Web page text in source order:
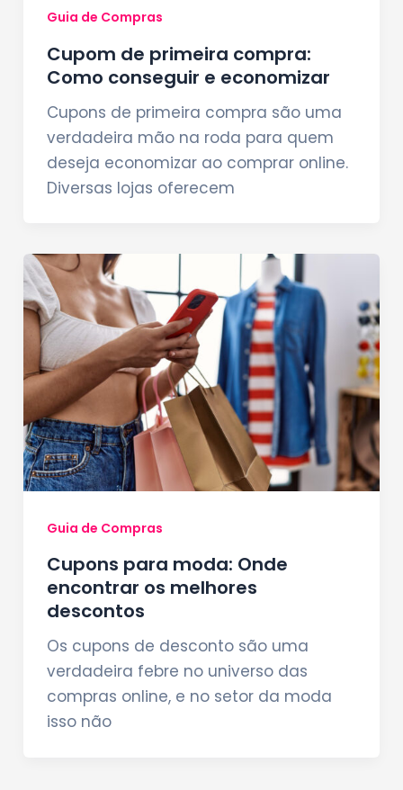
Guia de Compras
Cupom de primeira compra:
Como conseguir e economizar
Cupons de primeira compra são uma
verdadeira mão na roda para quem
deseja economizar ao comprar online.
Diversas lojas oferecem
Guia de Compras
Cupons para moda: Onde
encontrar os melhores
descontos
Os cupons de desconto são uma
verdadeira febre no universo das
compras online, e no setor da moda
isso não